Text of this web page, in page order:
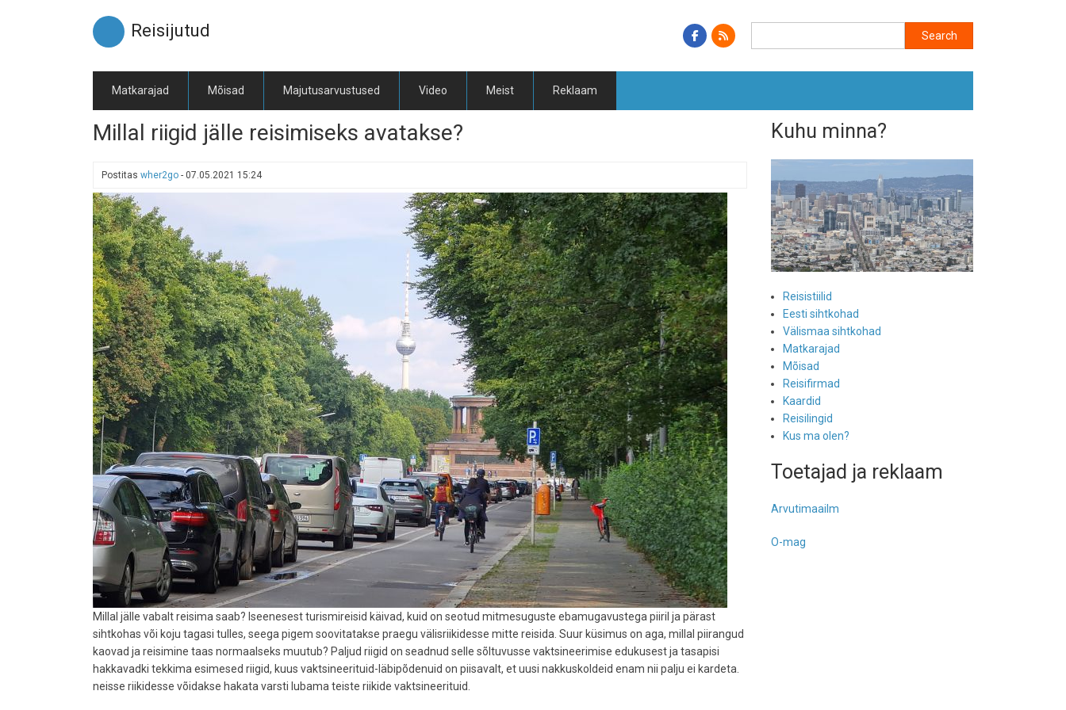
Reisijutud
Matkarajad Mõisad Majutusarvustused Video Meist Reklaam
Millal riigid jälle reisimiseks avatakse?
Postitas wher2go - 07.05.2021 15:24
Millal jälle vabalt reisima saab? Iseenesest turismireisid käivad, kuid on seotud mitmesuguste ebamugavustega piiril ja pärast
sihtkohas või koju tagasi tulles, seega pigem soovitatakse praegu välisriikidesse mitte reisida. Suur küsimus on aga, millal piirangud
kaovad ja reisimine taas normaalseks muutub? Paljud riigid on seadnud selle sõltuvusse vaktsineerimise edukusest ja tasapisi
hakkavadki tekkima esimesed riigid, kuus vaktsineerituid-läbipõdenuid on piisavalt, et uusi nakkuskoldeid enam nii palju ei kardeta.
neisse riikidesse võidakse hakata varsti lubama teiste riikide vaktsineerituid.
Kuhu minna?
Reisistiilid
Eesti sihtkohad
Välismaa sihtkohad
Matkarajad
Mõisad
Reisifirmad
Kaardid
Reisilingid
Kus ma olen?
Toetajad ja reklaam
Arvutimaailm
O-mag